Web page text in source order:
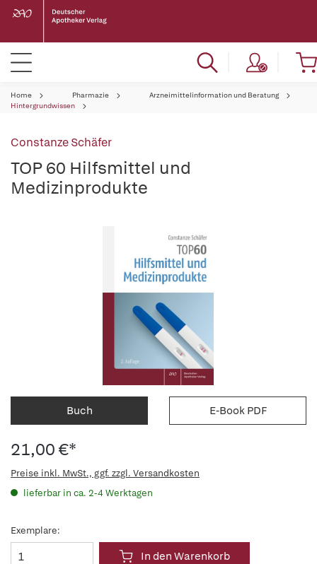
Home Pharmazie
Arzneimittelinformation und Beratung
Hintergrundwissen
Constanze Schäfer
TOP 60 Hilfsmittel und
Medizinprodukte
Buch E-Book PDF
21,00 €*
Preise inkl. MwSt., ggf. zzgl. Versandkosten
lieferbar in ca. 2-4 Werktagen
Exemplare:
In den Warenkorb